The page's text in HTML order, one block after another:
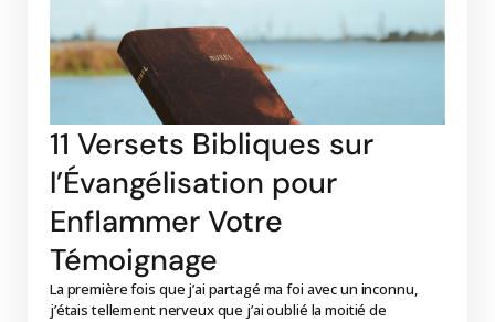
11 Versets Bibliques sur
l’Évangélisation pour
Enflammer Votre
Témoignage
La première fois que j’ai partagé ma foi avec un inconnu,
j’étais tellement nerveux que j’ai oublié la moitié de